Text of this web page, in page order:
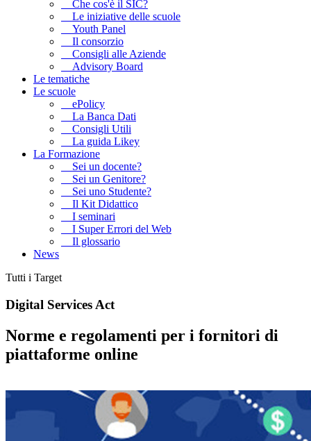
Che cos'è il SIC?
Le iniziative delle scuole
Youth Panel
Il consorzio
Consigli alle Aziende
Advisory Board
Le tematiche
Le scuole
ePolicy
La Banca Dati
Consigli Utili
La guida Likey
La Formazione
Sei un docente?
Sei un Genitore?
Sei uno Studente?
Il Kit Didattico
I seminari
I Super Errori del Web
Il glossario
News
Tutti i Target
Digital Services Act
Norme e regolamenti per i fornitori di
piattaforme online